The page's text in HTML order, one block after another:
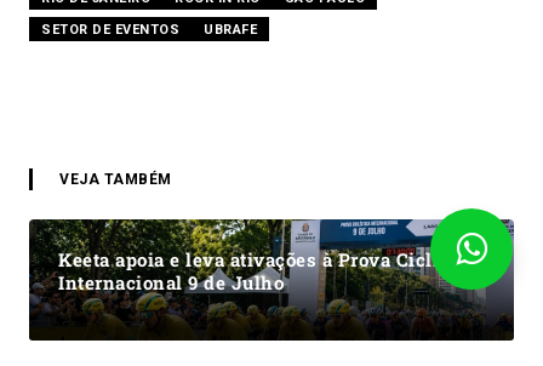
SETOR DE EVENTOS
UBRAFE
VEJA TAMBÉM
Keeta apoia e leva ativações à Prova Ciclística
Internacional 9 de Julho